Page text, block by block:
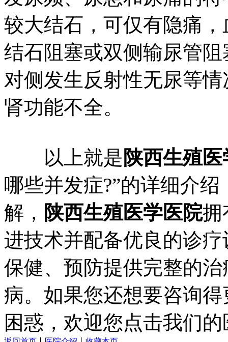
较大结石，可仅有隐痛
结石阻塞或双侧输尿管
对侧发生反射性无尿等
肾功能不全。
以上就是 陕西生殖
哪些并发症?”的详细介
解， 陕西生殖医学医院拥
进技术并配备优良的诊
保健、预防提供完整的
病。如果您还想要咨询
困惑，欢迎您点击我们